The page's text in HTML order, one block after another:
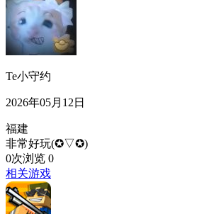
Te小守约
2026年05月12日
福建
非常好玩(✪▽✪)
0次浏览 0
相关游戏